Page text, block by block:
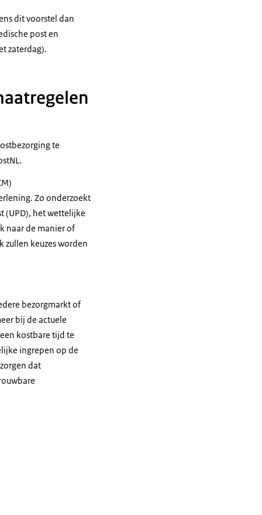
dit voorstel dan
post en
zaterdag).
te
Zo onderzoekt
(UPD), het wettelijke
naar de manier of
zullen keuzes worden
bezorgmarkt of
bij de actuele
kostbare tijd te
ingrepen op de
dat